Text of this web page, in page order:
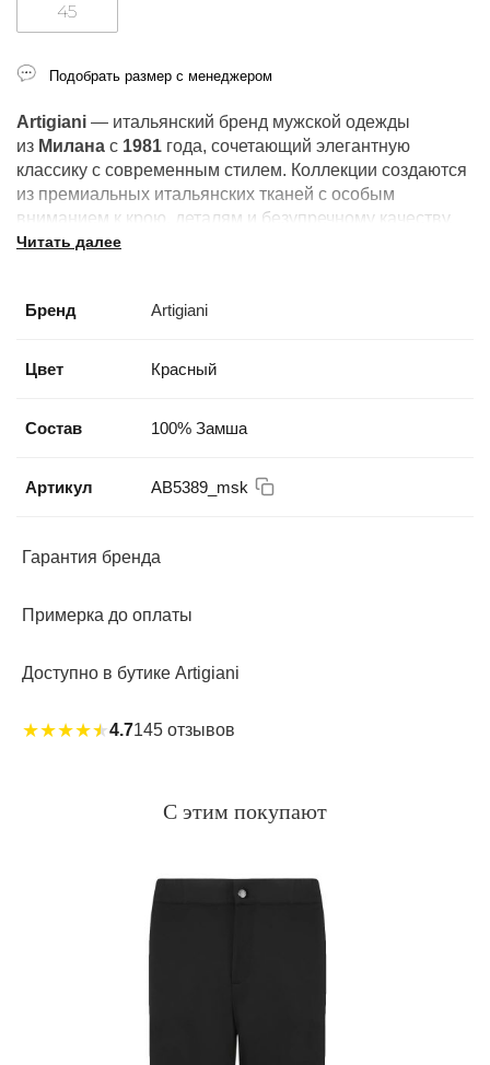
Artigiani — итальянский бренд мужской одежды
из Милана с 1981 года, сочетающий элегантную
классику с современным стилем. Коллекции создаются
из премиальных итальянских тканей с особым
вниманием к крою, деталям и безупречному качеству.
Читать далее
Бренд Artigiani
Цвет Красный
Состав 100% Замша
Артикул АВ5389_msk
Гарантия бренда
Примерка до оплаты
Доступно в бутике Artigiani
★★★★★4.7145 отзывов
45
Подобрать размер с менеджером
С этим покупают